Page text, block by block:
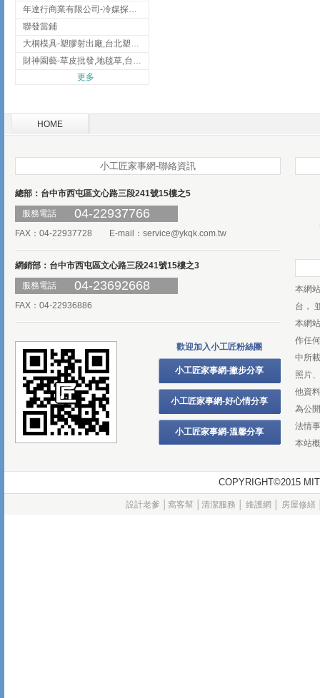
年達行商業有限公司-冷媒探漏儀,壓力錶組,真空泵浦,台北冷凍空調材料
聯發當鋪
大桐模具-塑膠射出廠,台北塑膠射出廠
財神園藝-草皮批發,地毯草,台北草,彰化地毯草,彰化台北草
更多
HOME
小工匠家事網-聯絡資訊
總部：台中市西屯區文心路三段241號15樓之5
服務電話
04-22937766
FAX：04-22937728 E-mail： service@ykqk.com.tw
網銷部：台中市西屯區文心路三段241號15樓之3
服務電話
04-23692668
FAX：04-22936886
歡迎加入小工匠粉絲團
小工匠家事網-撇步分享
小工匠家事網-好心情分享
小工匠家事網-溫馨分享
本網
台，
本網
作任
中所
照片
他資
為公
法情
本站
COPYRIGHT©2015
設計老爹 窩客幫 清潔服務 維護網 房屋修繕